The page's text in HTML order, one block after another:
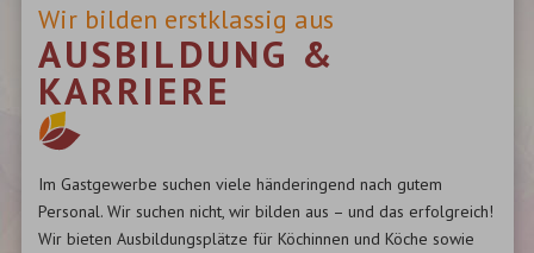
Wir bilden erstklassig aus
AUSBILDUNG &
KARRIERE
Im Gastgewerbe suchen viele händeringend nach gutem
Personal. Wir suchen nicht, wir bilden aus – und das erfolgreich!
Wir bieten Ausbildungsplätze für Köchinnen und Köche sowie